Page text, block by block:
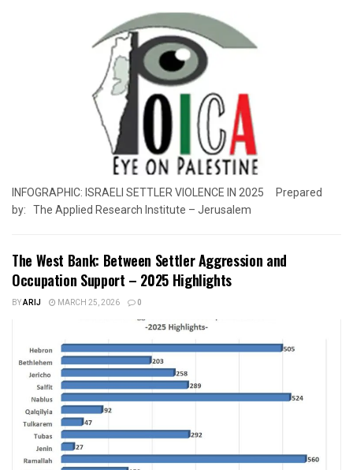
INFOGRAPHIC: ISRAELI SETTLER VIOLENCE IN 2025 Prepared
by: The Applied Research Institute – Jerusalem
The West Bank: Between Settler Aggression and
Occupation Support – 2025 Highlights
BYARIJ MARCH 25, 2026 0